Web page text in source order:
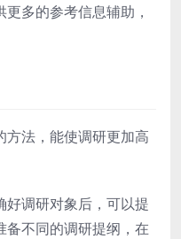
多的参考信息辅助，
方法，能使调研更加高
好调研对象后，可以提
备不同的调研提纲，在